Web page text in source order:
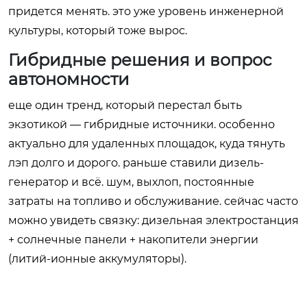
придется менять. это уже уровень инженерной
культуры, который тоже вырос.
Гибридные решения и вопрос
автономности
еще один тренд, который перестал быть
экзотикой — гибридные источники. особенно
актуально для удаленных площадок, куда тянуть
лэп долго и дорого. раньше ставили дизель-
генератор и всё. шум, выхлоп, постоянные
затраты на топливо и обслуживание. сейчас часто
можно увидеть связку: дизельная электростанция
+ солнечные панели + накопители энергии
(литий-ионные аккумуляторы).